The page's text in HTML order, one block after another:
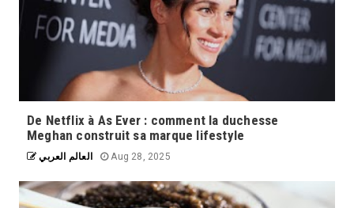
De Netflix à As Ever : comment la duchesse
Meghan construit sa marque lifestyle
العالم العربي Aug 28, 2025